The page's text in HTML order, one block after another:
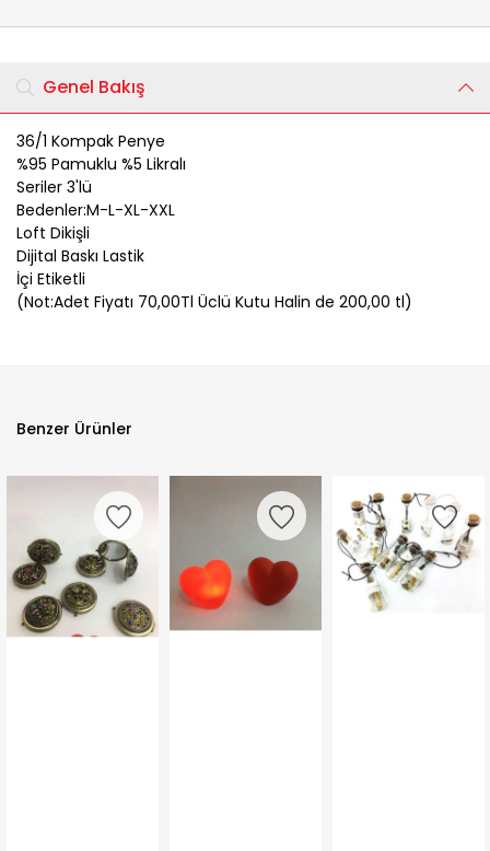
Genel Bakış
36/1 Kompak Penye
%95 Pamuklu %5 Likralı
Seriler 3'lü
Bedenler:M-L-XL-XXL
Loft Dikişli
Dijital Baskı Lastik
İçi Etiketli
(Not:Adet Fiyatı 70,00Tl Üclü Kutu Halin de 200,00 tl)
Benzer Ürünler